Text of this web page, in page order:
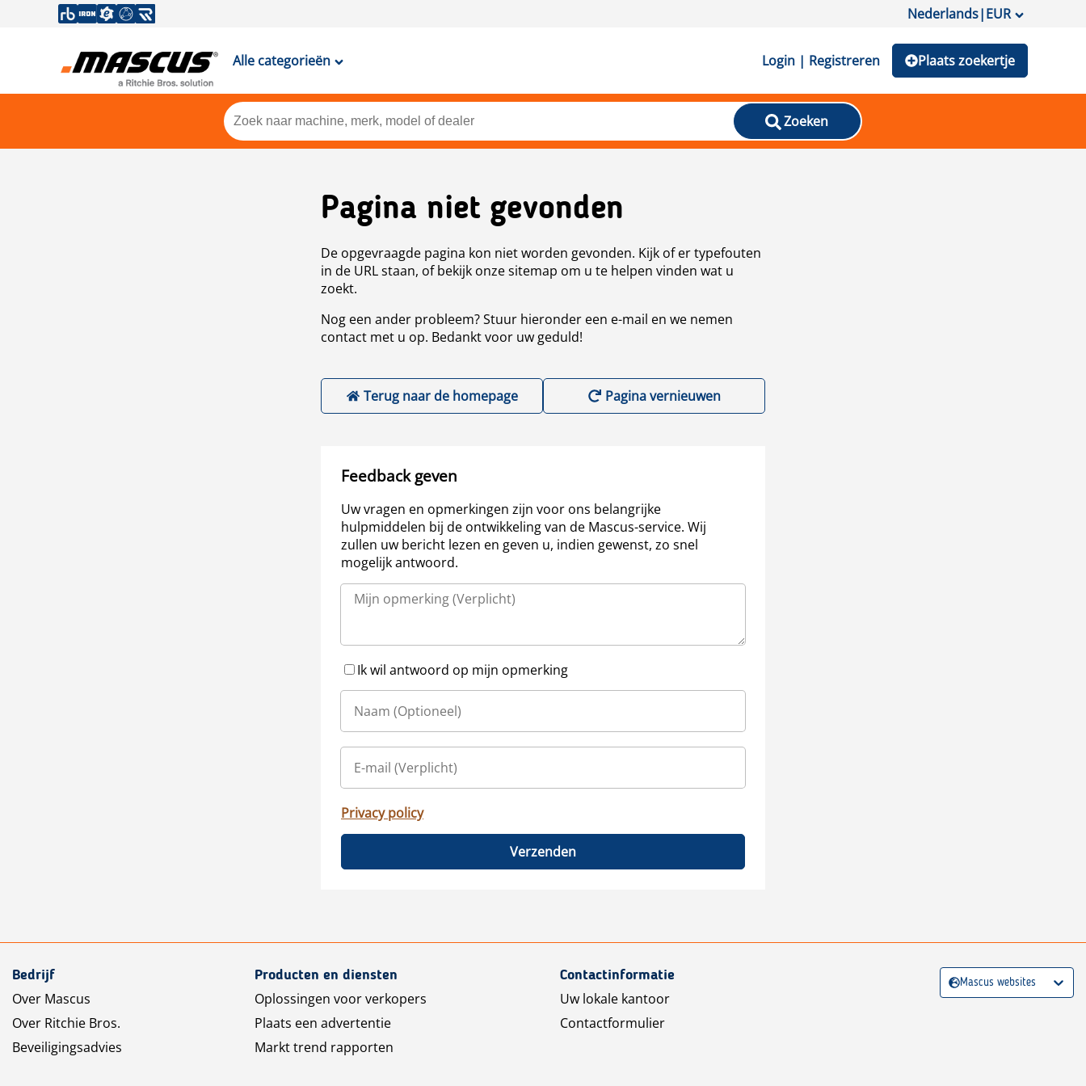
Nederlands|EUR
Alle categorieën Login | Registreren Plaats zoekertje
Zoeken
Pagina niet gevonden
De opgevraagde pagina kon niet worden gevonden. Kijk of er typefouten
in de URL staan, of bekijk onze sitemap om u te helpen vinden wat u
zoekt.
Nog een ander probleem? Stuur hieronder een e-mail en we nemen
contact met u op. Bedankt voor uw geduld!
Terug naar de homepage Pagina vernieuwen
Feedback geven
Uw vragen en opmerkingen zijn voor ons belangrijke
hulpmiddelen bij de ontwikkeling van de Mascus-service. Wij
zullen uw bericht lezen en geven u, indien gewenst, zo snel
mogelijk antwoord.
Ik wil antwoord op mijn opmerking
Privacy policy
Verzenden
Bedrijf
Over Mascus
Over Ritchie Bros.
Beveiligingsadvies
Producten en diensten
Oplossingen voor verkopers
Plaats een advertentie
Markt trend rapporten
Contactinformatie
Uw lokale kantoor
Contactformulier
Mascus websites